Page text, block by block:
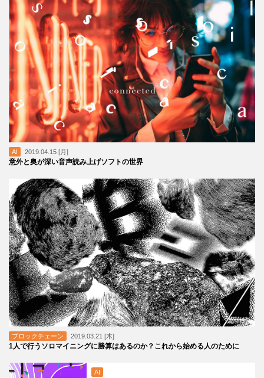
AI 2019.04.15 [月]
意外と奥が深い音声読み上げソフトの世界
ブロックチェーン 2019.03.21 [木]
1人で行うソロマイニングに勝算はあるのか？これから始める人のために
AI